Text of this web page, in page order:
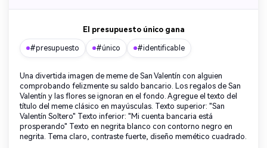
El presupuesto único gana
#presupuesto #único #identificable
Una divertida imagen de meme de San Valentín con alguien
comprobando felizmente su saldo bancario. Los regalos de San
Valentín y las flores se ignoran en el fondo. Agregue el texto del
título del meme clásico en mayúsculas. Texto superior: "San
Valentín Soltero" Texto inferior: "Mi cuenta bancaria está
prosperando" Texto en negrita blanco con contorno negro en
negrita. Tema claro, contraste fuerte, diseño memético cuadrado.